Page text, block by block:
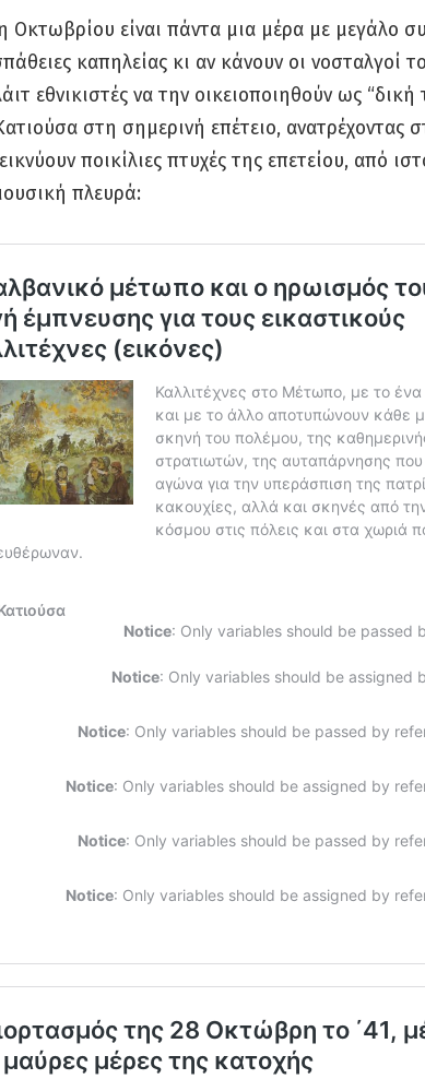
Οκτωβρίου είναι πάντα μια μέρα με μεγάλο
καπηλείας κι αν κάνουν οι νοσταλγοί
εθνικιστές να την οικειοποιηθούν ως
στη σημερινή επέτειο, ανατρέχοντας
ποικίλιες πτυχές της επετείου, από
πλευρά: